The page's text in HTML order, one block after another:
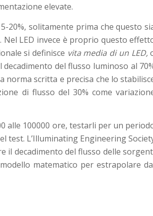
elevate.
20%, solitamente prima che questo
LED invece è proprio questo
si definisce vita media di un LED,
del flusso luminoso al
norma scritta e precisa che lo
di flusso del 30% come
alle 100000 ore, testarli per un
test. L’Illuminating Engineering
il decadimento del flusso delle
matematico per estrapolare